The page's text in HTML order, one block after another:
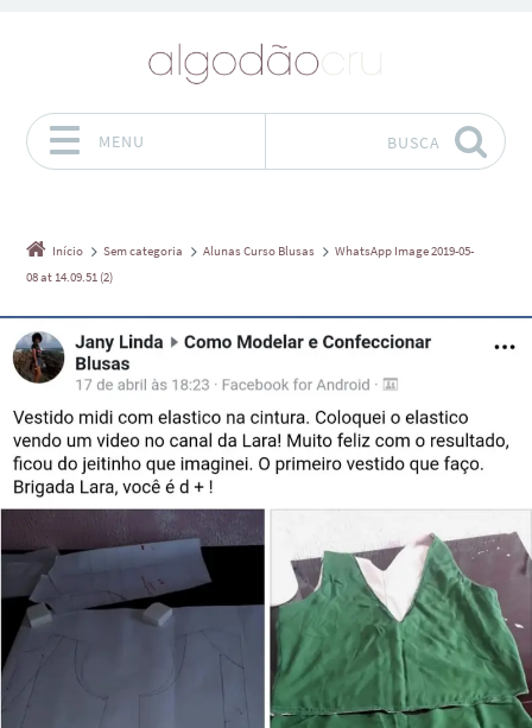
MENU BUSCA
Início Sem categoria Alunas Curso Blusas
WhatsApp Image 2019-05-
08 at 14.09.51 (2)